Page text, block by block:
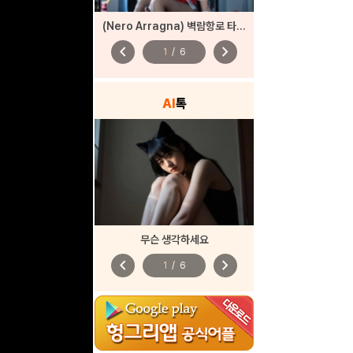
(Nero Arragna) 벽람항로 타이호 바니
chevron_left 1 / 6 chevron_right
AI톡
무슨 생각하세요
chevron_left 1 / 6 chevron_right